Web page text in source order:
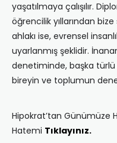
yaşatılmaya çalışılır.
öğrencilik yıllarından
ahlakı ise, evrensel
uyarlanmış şeklidir.
denetiminde, başka
bireyin ve toplumun
Hipokrat’tan Günümüze
Hatemi Tıklayınız.